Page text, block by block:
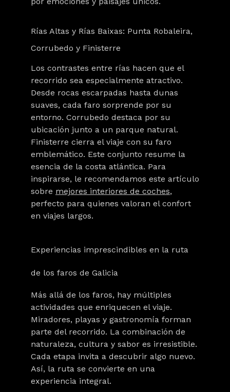
Rías Altas y Rías Baixas: Punta Robaleira,
Corrubedo y Finisterre
Los contrastes entre rías hacen que el
recorrido sea especialmente atractivo.
Desde rocas escarpadas hasta dunas
suaves, cada faro sorprende por su
entorno. Corrubedo destaca por su
ubicación junto a un parque natural.
Finisterre cierra el viaje con su faro
emblemático. Este conjunto resume la
esencia de la costa atlántica. Para
inspirarse, le recomendamos este artículo
sobre mejores interiores de coches,
perfecto para quienes valoran el confort
en viajes largos.
Experiencias imprescindibles en la ruta
de los faros de Galicia
Más allá de los faros, hay múltiples
actividades que enriquecen el viaje.
Miradores, playas y gastronomía forman
parte del recorrido. La combinación de
naturaleza, cultura y sabor es irresistible.
Cada etapa invita a descubrir algo nuevo.
Así, la ruta se convierte en una
experiencia integral.